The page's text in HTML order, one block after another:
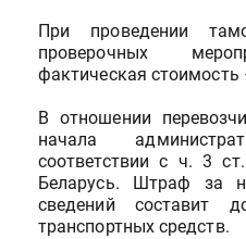
При проведении
проверочных
фактическая стоимость
В отношении
начала
соответствии с ч. 3
Беларусь. Штраф за
сведений составит
транспортных средств.